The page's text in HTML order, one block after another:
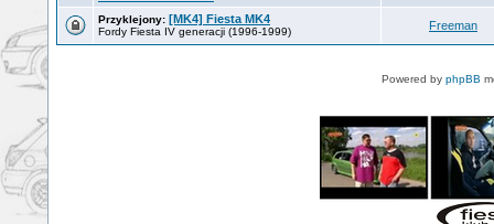
Przyklejony: [MK4] Fiesta MK4
Fordy Fiesta IV generacji (1996-1999) Freeman
Powered by phpBB